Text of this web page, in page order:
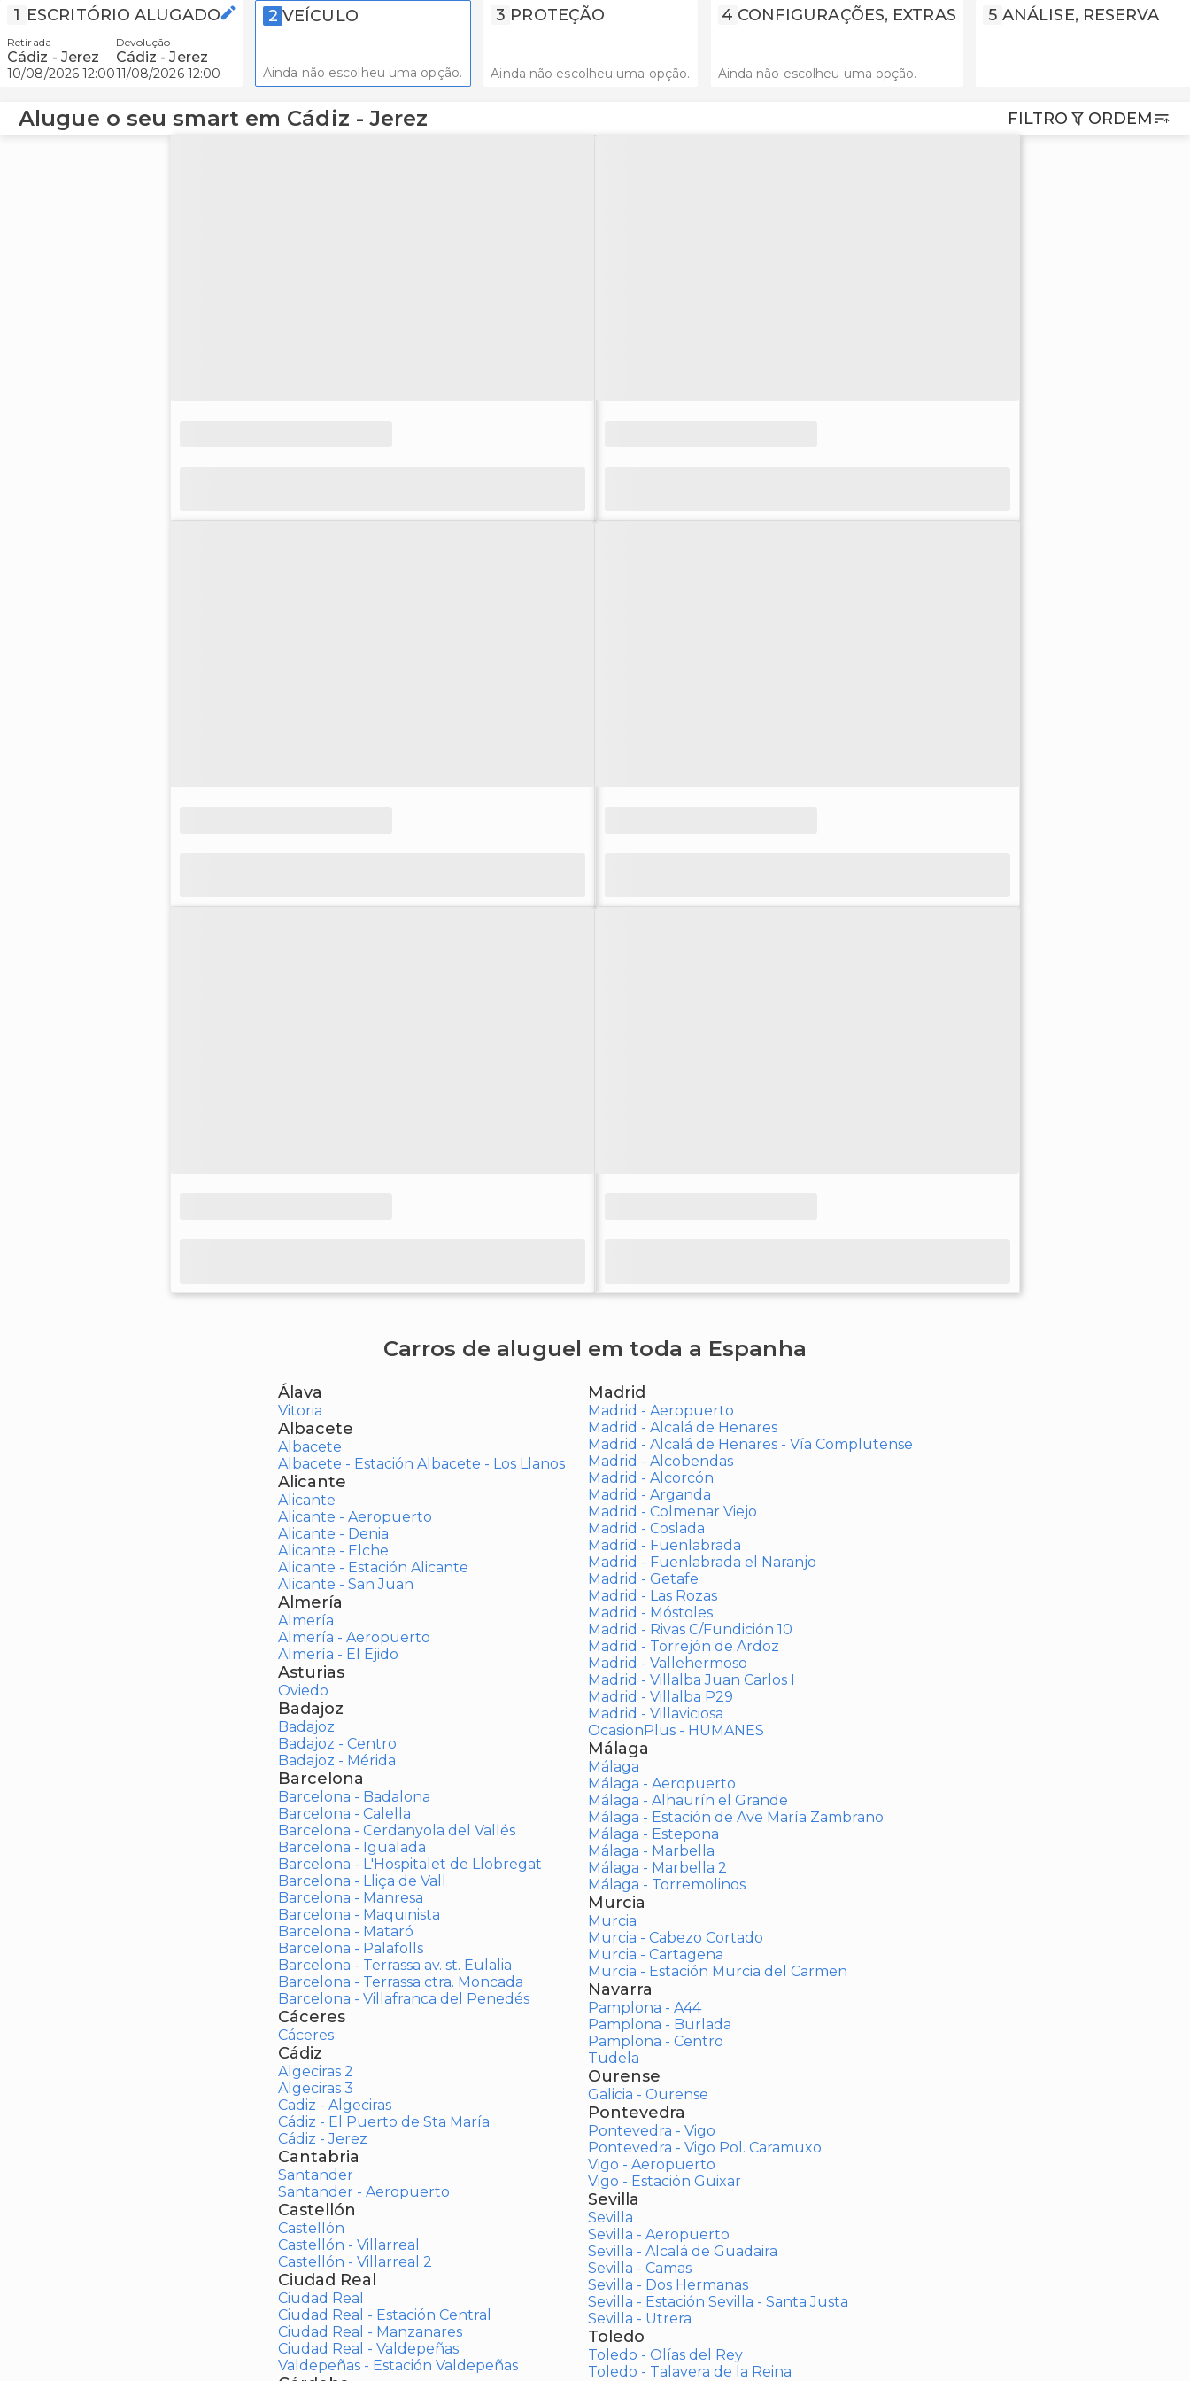
1 ESCRITÓRIO ALUGADO
Retirada
Cádiz - Jerez
10/08/2026 12:00
Devolução
Cádiz - Jerez
11/08/2026 12:00
2 VEÍCULO
Ainda não escolheu uma opção.
3 PROTEÇÃO
Ainda não escolheu uma opção.
4 CONFIGURAÇÕES, EXTRAS
Ainda não escolheu uma opção.
5 ANÁLISE, RESERVA
Alugue o seu smart em Cádiz - Jerez FILTRO ORDEM
Carros de aluguel em toda a Espanha
Álava
Vitoria
Albacete
Albacete
Albacete - Estación Albacete - Los Llanos
Alicante
Alicante
Alicante - Aeropuerto
Alicante - Denia
Alicante - Elche
Alicante - Estación Alicante
Alicante - San Juan
Almería
Almería
Almería - Aeropuerto
Almería - El Ejido
Asturias
Oviedo
Badajoz
Badajoz
Badajoz - Centro
Badajoz - Mérida
Barcelona
Barcelona - Badalona
Barcelona - Calella
Barcelona - Cerdanyola del Vallés
Barcelona - Igualada
Barcelona - L'Hospitalet de Llobregat
Barcelona - Lliça de Vall
Barcelona - Manresa
Barcelona - Maquinista
Barcelona - Mataró
Barcelona - Palafolls
Barcelona - Terrassa av. st. Eulalia
Barcelona - Terrassa ctra. Moncada
Barcelona - Villafranca del Penedés
Cáceres
Cáceres
Cádiz
Algeciras 2
Algeciras 3
Cadiz - Algeciras
Cádiz - El Puerto de Sta María
Cádiz - Jerez
Cantabria
Santander
Santander - Aeropuerto
Castellón
Castellón
Castellón - Villarreal
Castellón - Villarreal 2
Ciudad Real
Ciudad Real
Ciudad Real - Estación Central
Ciudad Real - Manzanares
Ciudad Real - Valdepeñas
Valdepeñas - Estación Valdepeñas
Madrid
Madrid - Aeropuerto
Madrid - Alcalá de Henares
Madrid - Alcalá de Henares - Vía Complutense
Madrid - Alcobendas
Madrid - Alcorcón
Madrid - Arganda
Madrid - Colmenar Viejo
Madrid - Coslada
Madrid - Fuenlabrada
Madrid - Fuenlabrada el Naranjo
Madrid - Getafe
Madrid - Las Rozas
Madrid - Móstoles
Madrid - Rivas C/Fundición 10
Madrid - Torrejón de Ardoz
Madrid - Vallehermoso
Madrid - Villalba Juan Carlos I
Madrid - Villalba P29
Madrid - Villaviciosa
OcasionPlus - HUMANES
Málaga
Málaga
Málaga - Aeropuerto
Málaga - Alhaurín el Grande
Málaga - Estación de Ave María Zambrano
Málaga - Estepona
Málaga - Marbella
Málaga - Marbella 2
Málaga - Torremolinos
Murcia
Murcia
Murcia - Cabezo Cortado
Murcia - Cartagena
Murcia - Estación Murcia del Carmen
Navarra
Pamplona - A44
Pamplona - Burlada
Pamplona - Centro
Tudela
Ourense
Galicia - Ourense
Pontevedra
Pontevedra - Vigo
Pontevedra - Vigo Pol. Caramuxo
Vigo - Aeropuerto
Vigo - Estación Guixar
Sevilla
Sevilla
Sevilla - Aeropuerto
Sevilla - Alcalá de Guadaira
Sevilla - Camas
Sevilla - Dos Hermanas
Sevilla - Estación Sevilla - Santa Justa
Sevilla - Utrera
Toledo
Toledo - Olías del Rey
Toledo - Talavera de la Reina